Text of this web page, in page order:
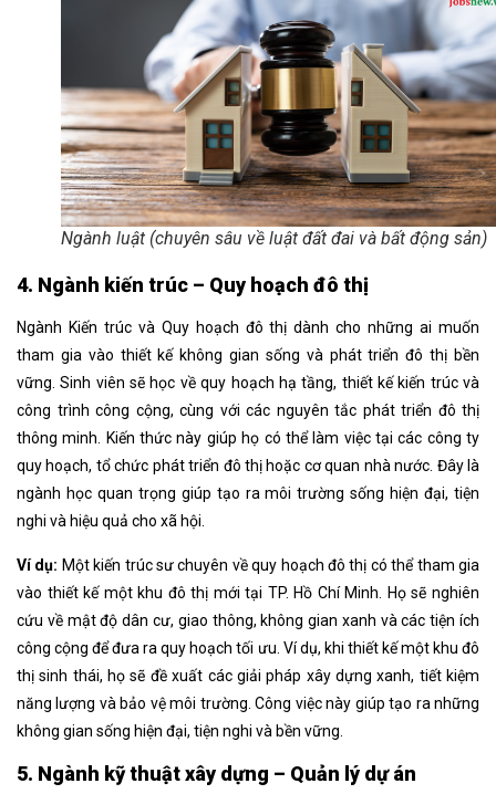
Ngành luật (chuyên sâu về luật đất đai và bất động sản)
4. Ngành kiến trúc – Quy hoạch đô thị
Ngành Kiến trúc và Quy hoạch đô thị dành cho những ai muốn
tham gia vào thiết kế không gian sống và phát triển đô thị bền
vững. Sinh viên sẽ học về quy hoạch hạ tầng, thiết kế kiến trúc và
công trình công cộng, cùng với các nguyên tắc phát triển đô thị
thông minh. Kiến thức này giúp họ có thể làm việc tại các công ty
quy hoạch, tổ chức phát triển đô thị hoặc cơ quan nhà nước. Đây là
ngành học quan trọng giúp tạo ra môi trường sống hiện đại, tiện
nghi và hiệu quả cho xã hội.
Ví dụ: Một kiến trúc sư chuyên về quy hoạch đô thị có thể tham gia
vào thiết kế một khu đô thị mới tại TP. Hồ Chí Minh. Họ sẽ nghiên
cứu về mật độ dân cư, giao thông, không gian xanh và các tiện ích
công cộng để đưa ra quy hoạch tối ưu. Ví dụ, khi thiết kế một khu đô
thị sinh thái, họ sẽ đề xuất các giải pháp xây dựng xanh, tiết kiệm
năng lượng và bảo vệ môi trường. Công việc này giúp tạo ra những
không gian sống hiện đại, tiện nghi và bền vững.
5. Ngành kỹ thuật xây dựng – Quản lý dự án